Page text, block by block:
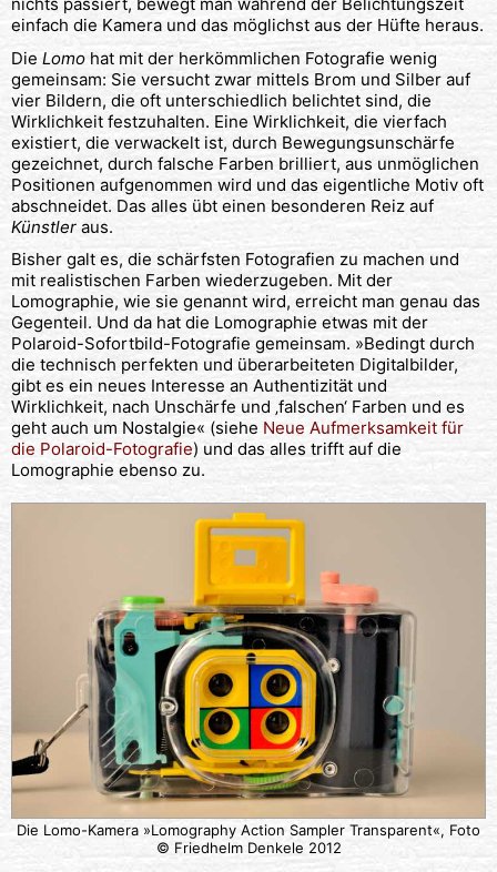
einfach die Kamera und das möglichst aus der Hüfte heraus.
Die Lomo hat mit der herkömmlichen Fotografie wenig
gemeinsam: Sie versucht zwar mittels Brom und Silber auf
vier Bildern, die oft unterschiedlich belichtet sind, die
Wirklichkeit festzuhalten. Eine Wirklichkeit, die vierfach
existiert, die verwackelt ist, durch Bewegungsunschärfe
gezeichnet, durch falsche Farben brilliert, aus unmöglichen
Positionen aufgenommen wird und das eigentliche Motiv oft
abschneidet. Das alles übt einen besonderen Reiz auf
Künstler aus.
Bisher galt es, die schärfsten Fotografien zu machen und
mit realistischen Farben wiederzugeben. Mit der
Lomographie, wie sie genannt wird, erreicht man genau das
Gegenteil. Und da hat die Lomographie etwas mit der
Polaroid-Sofortbild-Fotografie gemeinsam. »Bedingt durch
die technisch perfekten und überarbeiteten Digitalbilder,
gibt es ein neues Interesse an Authentizität und
Wirklichkeit, nach Unschärfe und ‚falschen‘ Farben und es
geht auch um Nostalgie« (siehe Neue Aufmerksamkeit für
die Polaroid-Fotografie) und das alles trifft auf die
Lomographie ebenso zu.
Die Lomo-Kamera »Lomography Action Sampler Transparent«, Foto
© Friedhelm Denkele 2012